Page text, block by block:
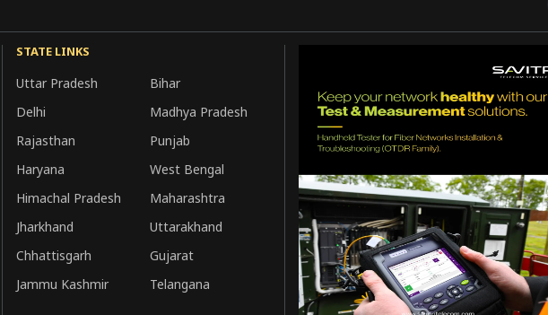
STATE LINKS
Uttar Pradesh
Bihar
Delhi
Madhya Pradesh
Rajasthan
Punjab
Haryana
West Bengal
Himachal Pradesh
Maharashtra
Jharkhand
Uttarakhand
Chhattisgarh
Gujarat
Jammu Kashmir
Telangana